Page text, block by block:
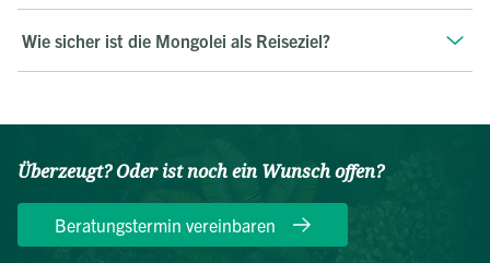
Wie sicher ist die Mongolei als Reiseziel?
Überzeugt? Oder ist noch ein Wunsch offen?
Beratungstermin vereinbaren